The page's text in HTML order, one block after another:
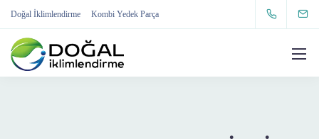
Doğal İklimlendirme Kombi Yedek Parça